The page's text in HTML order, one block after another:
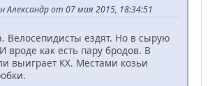
Александр от 07 мая 2015, 18:34:51
Велосепидисты ездят. Но в сырую
вроде как есть пару бродов. В
выиграет КХ. Местами козьи